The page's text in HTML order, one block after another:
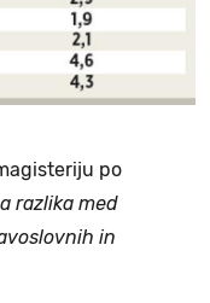
po
razlika med
in